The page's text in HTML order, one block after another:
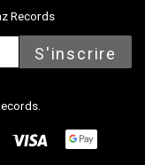
Records
S'inscrire
.
Visa